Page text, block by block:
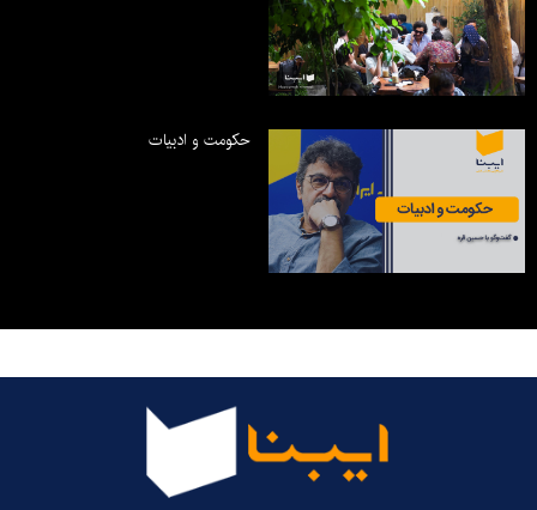
حکومت و ادبیات